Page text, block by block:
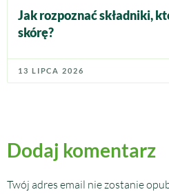
Jak rozpoznać składniki,
skórę?
13 LIPCA 2026
Dodaj komentarz
Twój adres email nie zostanie